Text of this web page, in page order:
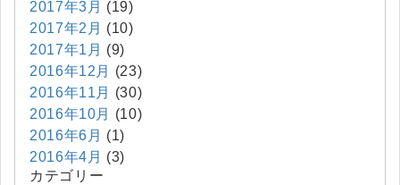
2017年3月 (19)
2017年2月 (10)
2017年1月 (9)
2016年12月
(23)
2016年11月
(30)
2016年10月
(10)
2016年6月 (1)
2016年4月 (3)
カテゴリー